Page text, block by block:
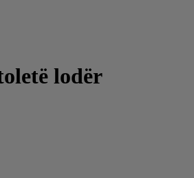
lodër